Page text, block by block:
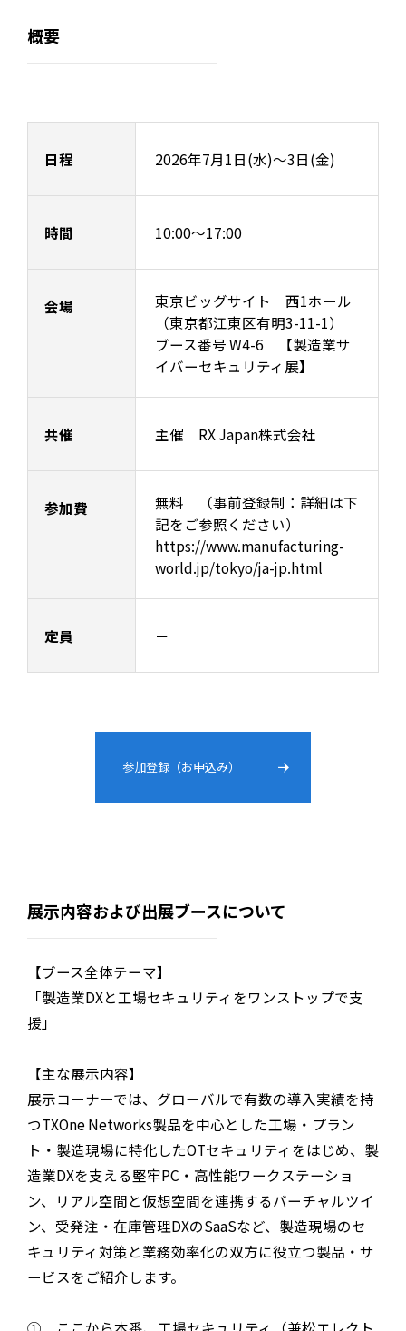
概要
日程 2026年7月1日(水)～3日(金)
時間 10:00〜17:00
会場
東京ビッグサイト 西1ホール
（東京都江東区有明3-11-1）
ブース番号 W4-6 【製造業サ
イバーセキュリティ展】
共催 主催 RX Japan株式会社
参加費
無料 （事前登録制：詳細は下
記をご参照ください）
https://www.manufacturing-
world.jp/tokyo/ja-jp.html
定員 －
参加登録（お申込み）
展示内容および出展ブースについて
【ブース全体テーマ】
「製造業DXと工場セキュリティをワンストップで支
援」
【主な展示内容】
展示コーナーでは、グローバルで有数の導入実績を持
つTXOne Networks製品を中心とした工場・プラン
ト・製造現場に特化したOTセキュリティをはじめ、製
造業DXを支える堅牢PC・高性能ワークステーショ
ン、リアル空間と仮想空間を連携するバーチャルツイ
ン、受発注・在庫管理DXのSaaSなど、製造現場のセ
キュリティ対策と業務効率化の双方に役立つ製品・サ
ービスをご紹介します。